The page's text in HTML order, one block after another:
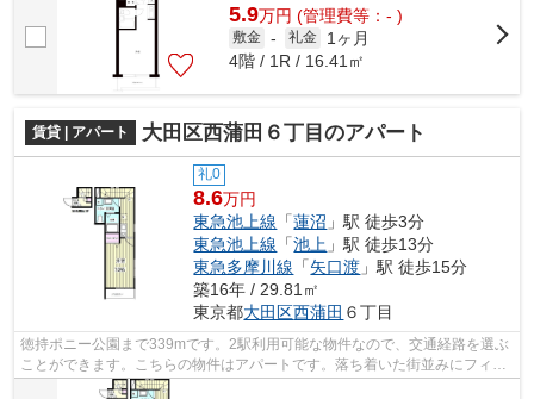
5.9万円 (管理費等：- )
敷金 - 礼金
1ヶ月
4階 / 1R / 16.41㎡
賃貸 | アパート 大田区西蒲田６丁目のアパート
礼0
8.6万円
東急池上線 「蓮沼 」駅 徒歩3分
東急池上線 「池上 」駅 徒歩13分
東急多摩川線 「矢口渡 」駅 徒歩15分
築16年 / 29.81㎡
東京都大田区西蒲田 ６丁目
徳持ポニー公園まで339mです。2駅利用可能な物件なので、交通経路を選ぶ
ことができます。こちらの物件はアパートです。落ち着いた街並みにフィッ
トする外観タイルのアパート。できるだ...